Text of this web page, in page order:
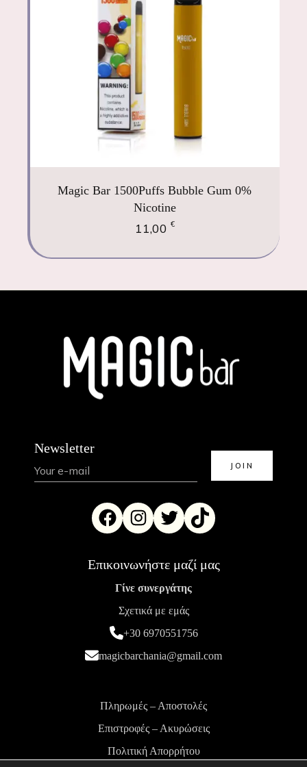
Magic Bar 1500Puffs Bubble Gum 0%
Nicotine
11,00 €
Newsletter
Επικοινωνήστε μαζί μας
Γίνε συνεργάτης
Σχετικά με εμάς
+30 6970551756
magicbarchania@gmail.com
Πληρωμές – Αποστολές
Επιστροφές – Ακυρώσεις
Πολιτική Απορρήτου